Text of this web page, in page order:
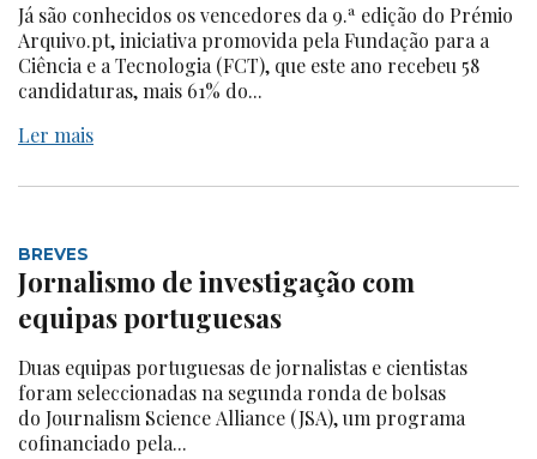
Já são conhecidos os vencedores da 9.ª edição do Prémio
Arquivo.pt, iniciativa promovida pela Fundação para a
Ciência e a Tecnologia (FCT), que este ano recebeu 58
candidaturas, mais 61% do...
Ler mais
BREVES
Jornalismo de investigação com
equipas portuguesas
Duas equipas portuguesas de jornalistas e cientistas
foram seleccionadas na segunda ronda de bolsas
do Journalism Science Alliance (JSA), um programa
cofinanciado pela...